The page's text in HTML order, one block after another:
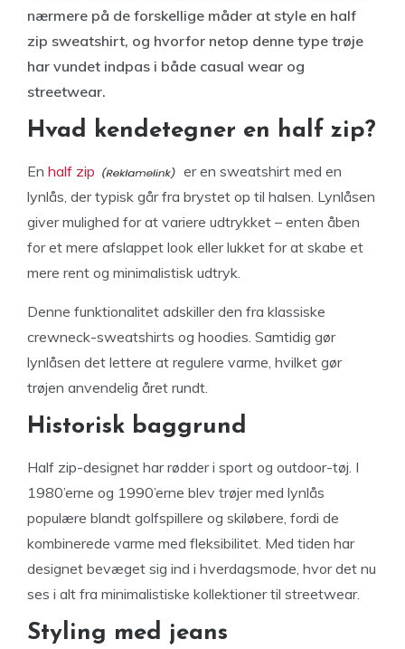
nærmere på de forskellige måder at style en half
zip sweatshirt, og hvorfor netop denne type trøje
har vundet indpas i både casual wear og
streetwear.
Hvad kendetegner en half zip?
En half zip
er en sweatshirt med en
lynlås, der typisk går fra brystet op til halsen. Lynlåsen
giver mulighed for at variere udtrykket – enten åben
for et mere afslappet look eller lukket for at skabe et
mere rent og minimalistisk udtryk.
Denne funktionalitet adskiller den fra klassiske
crewneck-sweatshirts og hoodies. Samtidig gør
lynlåsen det lettere at regulere varme, hvilket gør
trøjen anvendelig året rundt.
Historisk baggrund
Half zip-designet har rødder i sport og outdoor-tøj. I
1980’erne og 1990’erne blev trøjer med lynlås
populære blandt golfspillere og skiløbere, fordi de
kombinerede varme med fleksibilitet. Med tiden har
designet bevæget sig ind i hverdagsmode, hvor det nu
ses i alt fra minimalistiske kollektioner til streetwear.
Styling med jeans